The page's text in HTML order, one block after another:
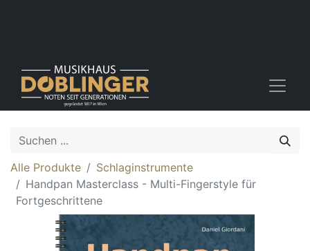
Alle Produkte
Schlaginstrumente
Handpan Masterclass - Multi-Fingerstyle für
Fortgeschrittene